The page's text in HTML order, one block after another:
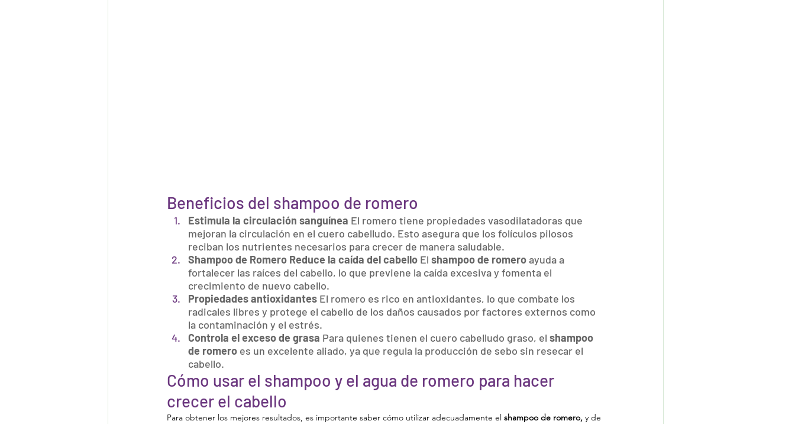
Beneficios del shampoo de romero
Estimula la circulación sanguínea El romero tiene propiedades vasodilatadoras que
mejoran la circulación en el cuero cabelludo. Esto asegura que los folículos pilosos
reciban los nutrientes necesarios para crecer de manera saludable.
Shampoo de Romero Reduce la caída del cabello El shampoo de romero ayuda a
fortalecer las raíces del cabello, lo que previene la caída excesiva y fomenta el
crecimiento de nuevo cabello.
Propiedades antioxidantes El romero es rico en antioxidantes, lo que combate los
radicales libres y protege el cabello de los daños causados por factores externos como
la contaminación y el estrés.
Controla el exceso de grasa Para quienes tienen el cuero cabelludo graso, el shampoo
de romero es un excelente aliado, ya que regula la producción de sebo sin resecar el
cabello.
Cómo usar el shampoo y el agua de romero para hacer
crecer el cabello
Para obtener los mejores resultados, es importante saber cómo utilizar adecuadamente el shampoo de romero, y de